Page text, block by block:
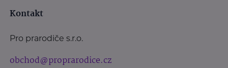
Kontakt
Pro prarodiče s.r.o.
obchod@proprarodice.cz